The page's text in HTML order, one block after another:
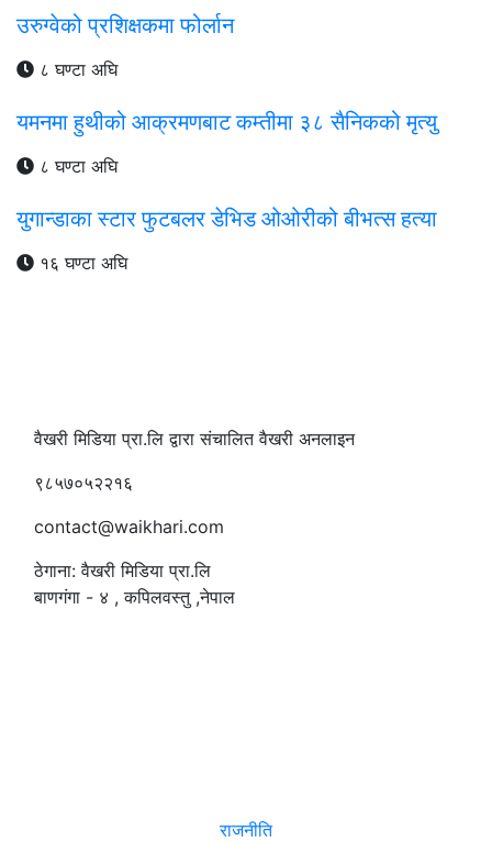
उरुग्वेको प्रशिक्षकमा फोर्लान
८ घण्टा अघि
यमनमा हुथीको आक्रमणबाट कम्तीमा ३८ सैनिकको मृत्यु
८ घण्टा अघि
युगान्डाका स्टार फुटबलर डेभिड ओओरीको बीभत्स हत्या
१६ घण्टा अघि
वैखरी मिडिया प्रा.लि द्वारा संचालित वैखरी अनलाइन
९८५७०५२२१६
contact@waikhari.com
ठेगाना: वैखरी मिडिया प्रा.लि
बाणगंगा - ४ , कपिलवस्तु ,नेपाल
राजनीति